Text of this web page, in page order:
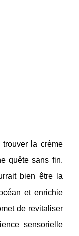
la crème
quête sans fin.
bien être la
et enrichie
de revitaliser
sensorielle